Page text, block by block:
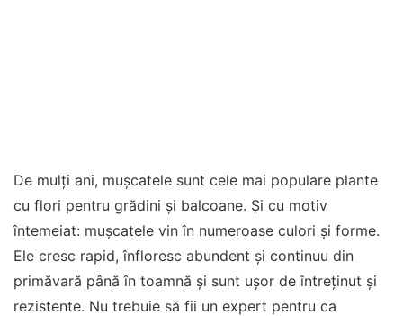
De mulți ani, mușcatele sunt cele mai populare plante
cu flori pentru grădini și balcoane. Și cu motiv
întemeiat: mușcatele vin în numeroase culori și forme.
Ele cresc rapid, înfloresc abundent și continuu din
primăvară până în toamnă și sunt ușor de întreținut și
rezistente. Nu trebuie să fii un expert pentru ca